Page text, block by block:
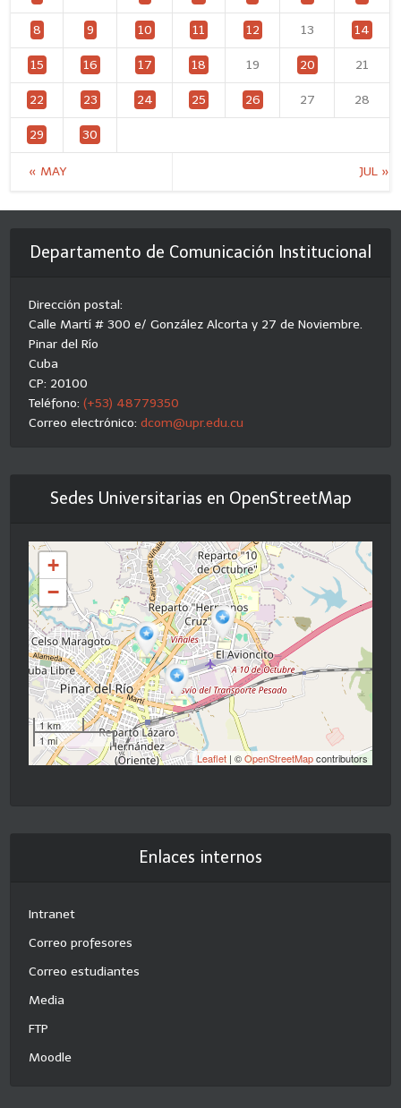
« MAY JUL »
8 9 10 11 12 13 14
15 16 17 18 19 20 21
22 23 24 25 26 27 28
29 30
Departamento de Comunicación Institucional
Dirección postal:
Calle Martí # 300 e/ González Alcorta y 27 de Noviembre.
Pinar del Río
Cuba
CP: 20100
Teléfono:(+53) 48779350
Correo electrónico:dcom@upr.edu.cu
Sedes Universitarias en OpenStreetMap
+
−
1 km
1 mi
Leaflet| ©OpenStreetMapcontributors
Enlaces internos
Intranet
Correo profesores
Correo estudiantes
Media
FTP
Moodle